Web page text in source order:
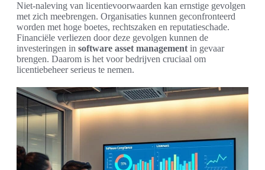
Niet-naleving van licentievoorwaarden kan ernstige gevolgen
met zich meebrengen. Organisaties kunnen geconfronteerd
worden met hoge boetes, rechtszaken en reputatieschade.
Financiële verliezen door deze gevolgen kunnen de
investeringen in software asset management in gevaar
brengen. Daarom is het voor bedrijven cruciaal om
licentiebeheer serieus te nemen.